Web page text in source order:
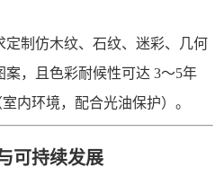
制仿木纹、石纹、迷彩、几何
案，且色彩耐候性可达 3～5年
内环境，配合光油保护）。
可持续发展